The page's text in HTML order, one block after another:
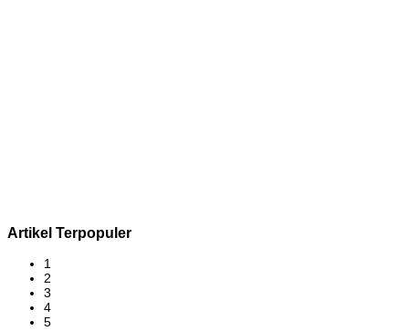
Artikel Terpopuler
1
2
3
4
5